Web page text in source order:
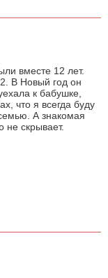
вместе 12 лет.
В Новый год он
к бабушке,
что я всегда буду
А знакомая
не скрывает.